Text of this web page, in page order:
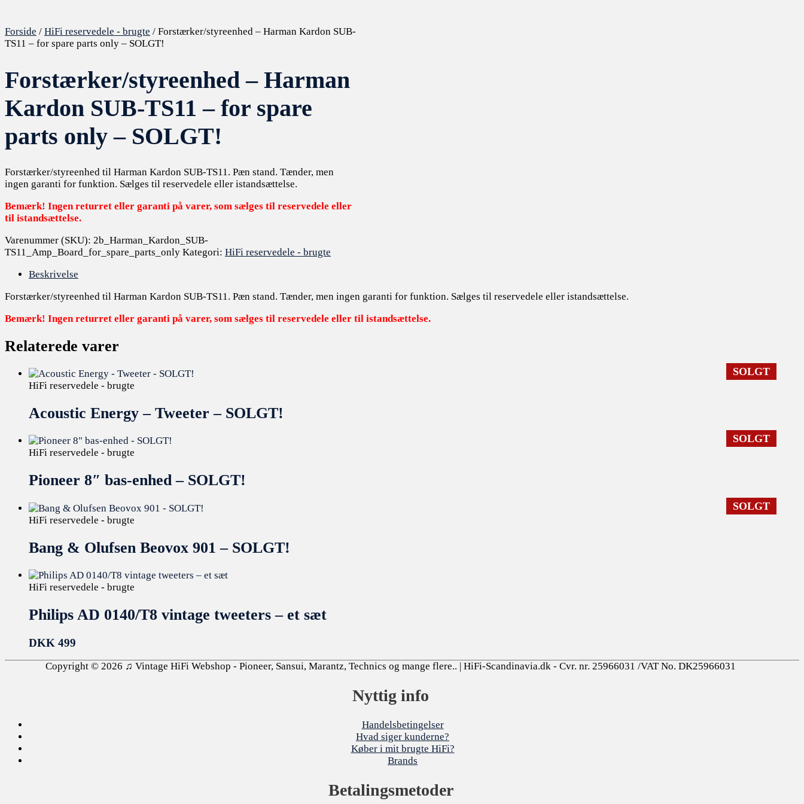
Forside / HiFi reservedele - brugte / Forstærker/styreenhed – Harman Kardon SUB-
TS11 – for spare parts only – SOLGT!
Forstærker/styreenhed – Harman
Kardon SUB-TS11 – for spare
parts only – SOLGT!
Forstærker/styreenhed til Harman Kardon SUB-TS11. Pæn stand. Tænder, men
ingen garanti for funktion. Sælges til reservedele eller istandsættelse.
Bemærk! Ingen returret eller garanti på varer, som sælges til reservedele eller
til istandsættelse.
Varenummer (SKU): 2b_Harman_Kardon_SUB-
TS11_Amp_Board_for_spare_parts_only Kategori: HiFi reservedele - brugte
Beskrivelse
Forstærker/styreenhed til Harman Kardon SUB-TS11. Pæn stand. Tænder, men ingen garanti for funktion. Sælges til reservedele eller istandsættelse.
Bemærk! Ingen returret eller garanti på varer, som sælges til reservedele eller til istandsættelse.
Relaterede varer
SOLGT
HiFi reservedele - brugte
Acoustic Energy – Tweeter – SOLGT!
SOLGT
HiFi reservedele - brugte
Pioneer 8″ bas-enhed – SOLGT!
SOLGT
HiFi reservedele - brugte
Bang & Olufsen Beovox 901 – SOLGT!
HiFi reservedele - brugte
Philips AD 0140/T8 vintage tweeters – et sæt
DKK 499
Copyright © 2026 ♫ Vintage HiFi Webshop - Pioneer, Sansui, Marantz, Technics og mange flere.. | HiFi-Scandinavia.dk - Cvr. nr. 25966031 /VAT No. DK25966031
Nyttig info
Handelsbetingelser
Hvad siger kunderne?
Køber i mit brugte HiFi?
Brands
Betalingsmetoder